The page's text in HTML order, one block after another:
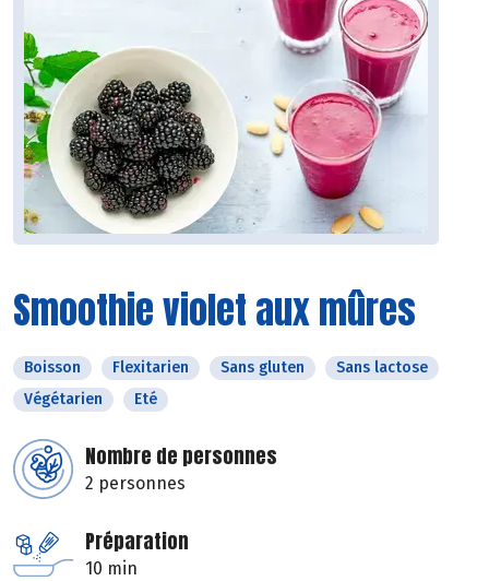
Smoothie violet aux mûres
Boisson Flexitarien Sans gluten
Sans lactose
Végétarien
Eté
Nombre de personnes
2 personnes
Préparation
10 min